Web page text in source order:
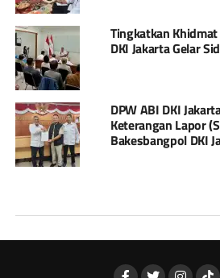
Tingkatkan
DKI Jakarta Gelar
DPW ABI DKI
Keterangan Lapor
Bakesbangpol DKI